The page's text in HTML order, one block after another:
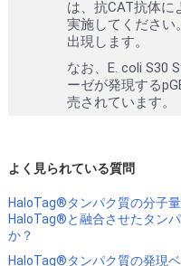
は、抗CAT抗体に
実施してください
出現します。
なお、E. coli S30
ーゼが発現する
売されています。
よく見られている質問
HaloTag®タンパク質の分子量
HaloTag®と融合させたタン
か？
HaloTag®タンパク質の発現